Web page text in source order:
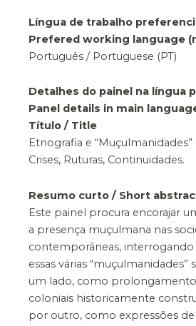
Língua de trabalho
Prefered working language
Português / Portuguese (PT)
Detalhes do painel na língua
Panel details in main
Título / Title
Etnografia e
Crises, Ruturas, Continuidades.
Resumo curto / Short
Este painel procura encorajar
a presença muçulmana nas
contemporâneas,
essas várias
um lado, como
coloniais historicamente
por outro, como expressões de